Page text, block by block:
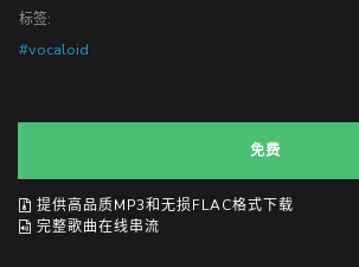
标签:
#vocaloid
免费
提供高品质MP3和无损FLAC格式下载
完整歌曲在线串流